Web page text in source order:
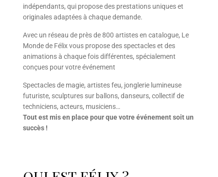
indépendants, qui propose des prestations uniques et
originales adaptées à chaque demande.
Avec un réseau de près de 800 artistes en catalogue, Le
Monde de Félix vous propose des spectacles et des
animations à chaque fois différentes, spécialement
conçues pour votre événement
Spectacles de magie, artistes feu, jonglerie lumineuse
futuriste, sculptures sur ballons, danseurs, collectif de
techniciens, acteurs, musiciens…
Tout est mis en place pour que votre événement soit un
succès !